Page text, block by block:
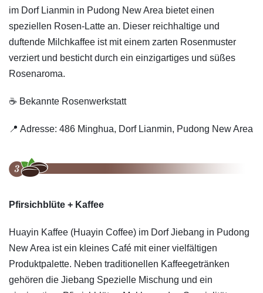
im Dorf Lianmin in Pudong New Area bietet einen
speziellen Rosen-Latte an. Dieser reichhaltige und
duftende Milchkaffee ist mit einem zarten Rosenmuster
verziert und besticht durch ein einzigartiges und süßes
Rosenaroma.
☕️ Bekannte Rosenwerkstatt
📍 Adresse: 486 Minghua, Dorf Lianmin, Pudong New Area
Pfirsichblüte + Kaffee
Huayin Kaffee (Huayin Coffee) im Dorf Jiebang in Pudong
New Area ist ein kleines Café mit einer vielfältigen
Produktpalette. Neben traditionellen Kaffeegetränken
gehören die Jiebang Spezielle Mischung und ein